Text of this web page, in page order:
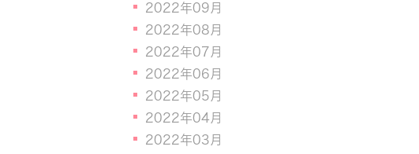
2022年09月
2022年08月
2022年07月
2022年06月
2022年05月
2022年04月
2022年03月